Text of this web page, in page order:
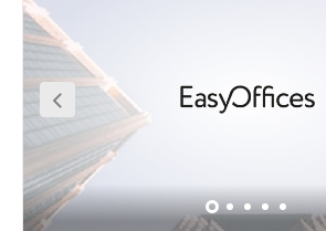
empresas das áreas de comunicação
próximo à linhas de metrô e ônibus,
às demais áreas de São Paulo.